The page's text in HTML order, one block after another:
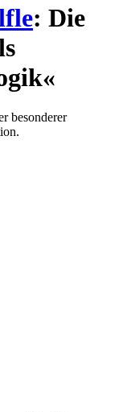
: Die
besonderer